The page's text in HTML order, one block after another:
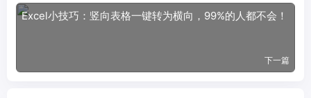
Excel小技巧：竖向表格一键转为横向，99%的人都不会！
下一篇